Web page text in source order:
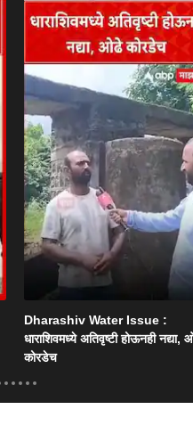
Dharashiv Water Issue :
धाराशिवमध्ये अतिवृष्टी होऊनही नद्या,
कोरडेच